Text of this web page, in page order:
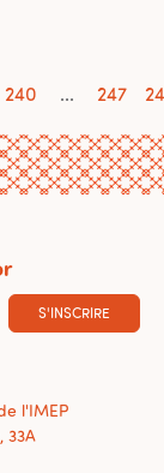
240 ... 247
S'INSCRIRE
l'IMEP
33A